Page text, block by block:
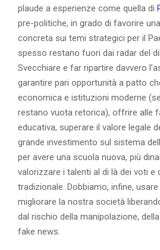
plaude a esperienze come quella di
pre-politiche, in grado di favorire
concreta sui temi strategici per il
spesso restano fuori dai radar del
Svecchiare e far ripartire davvero
garantire pari opportunità a patto
economica e istituzioni moderne
restano vuota retorica), offrire alle
educativa, superare il valore legale
grande investimento sul sistema
per avere una scuola nuova, più
valorizzare i talenti al di là dei voti e
tradizionale. Dobbiamo, infine,
migliorare la nostra società
dal rischio della manipolazione,
fake news.